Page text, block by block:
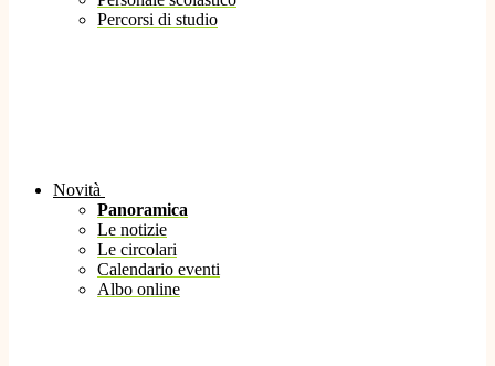
Percorsi di studio
Novità
Panoramica
Le notizie
Le circolari
Calendario eventi
Albo online